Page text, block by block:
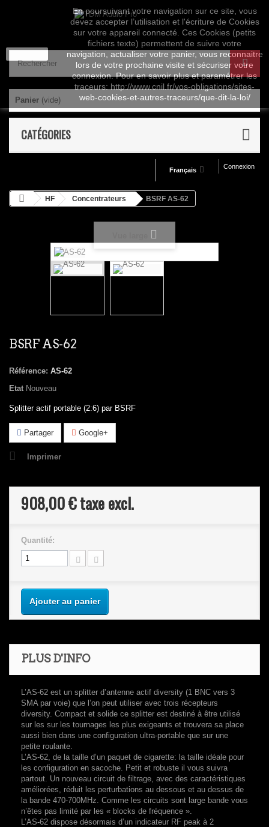
Panier (vide)
CATÉGORIES
Connexion
Français
HF Concentrateurs BSRF AS-62
BSRF AS-62
Référence: AS-62
Etat Nouveau
Splitter actif portable (2:6) par BSRF
Partager Google+
Imprimer
908,00 €taxe excl.
Quantité:
Ajouter au panier
PLUS D'INFO
L’AS-62 est un splitter d’antenne actif diversity (1 BNC vers 3
SMA par voie) que l’on peut utiliser avec trois récepteurs
diversity. Compact et solide ce splitter est destiné à être utilisé
sur les sur les tournages les plus exigeants et trouvera sa place
aussi bien dans une configuration ultra-portable que sur une
petite roulante.
L’AS-62, de la taille d’un paquet de cigarette: la taille idéale pour
les configuration en sacoche. Petit et robuste il vous suivra
partout. Un nouveau circuit de filtrage, avec des caractéristiques
améliorées, réduit les perturbations au dessous et au dessus de
la bande 470-700MHz. Comme les circuits sont large bande vous
n’êtes pas limité par les « blocks de fréquence ».
L’AS-62 dispose désormais d’un indicateur RF peak à 2
En poursuivant votre navigation sur ce site, vous
devez accepter l’utilisation et l'écriture de Cookies
sur votre appareil connecté. Ces Cookies (petits
fichiers texte) permettent de suivre votre
navigation, actualiser votre panier, vous reconnaitre
lors de votre prochaine visite et sécuriser votre
connexion. Pour en savoir plus et paramétrer les
traceurs: http://www.cnil.fr/vos-obligations/sites-
web-cookies-et-autres-traceurs/que-dit-la-loi/